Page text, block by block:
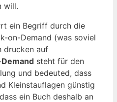
will.
ein Begriff durch die
on-Demand (was soviel
drucken auf
steht für den
und bedeuted, dass
Kleinstauflagen günstig
ein Buch deshalb an